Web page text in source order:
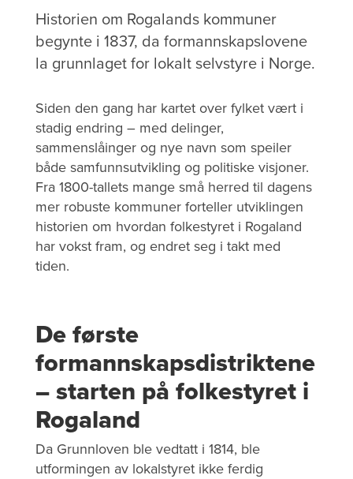
Historien om Rogalands kommuner
begynte i 1837, da formannskapslovene
la grunnlaget for lokalt selvstyre i Norge.
Siden den gang har kartet over fylket vært i
stadig endring – med delinger,
sammenslåinger og nye navn som speiler
både samfunnsutvikling og politiske visjoner.
Fra 1800-tallets mange små herred til dagens
mer robuste kommuner forteller utviklingen
historien om hvordan folkestyret i Rogaland
har vokst fram, og endret seg i takt med
tiden.
De første
formannskapsdistriktene
– starten på folkestyret i
Rogaland
Da Grunnloven ble vedtatt i 1814, ble
utformingen av lokalstyret ikke ferdig